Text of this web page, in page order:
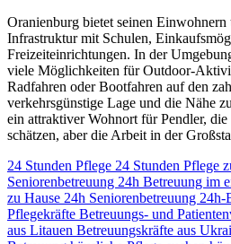
Oranienburg bietet seinen Einwohnern
Infrastruktur mit Schulen,
Freizeiteinrichtungen. In der
viele Möglichkeiten für Outdoor-
Radfahren oder Bootfahren auf den
verkehrsgünstige Lage und die Nähe
ein attraktiver Wohnort für Pendler,
schätzen, aber die Arbeit in der
24 Stunden Pflege 24 Stunden Pflege
Seniorenbetreuung 24h Betreuung im
zu Hause 24h Seniorenbetreuung 24h-
Pflegekräfte Betreuungs- und
aus Litauen Betreuungskräfte aus